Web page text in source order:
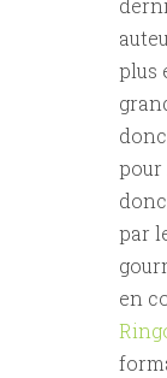
plus
pour
par
en